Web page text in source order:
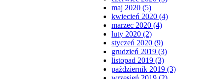
maj 2020 (5)
kwiecień 2020 (4)
marzec 2020 (4)
luty 2020 (2)
styczeń 2020 (9)
grudzień 2019 (3)
listopad 2019 (3)
październik 2019 (3)